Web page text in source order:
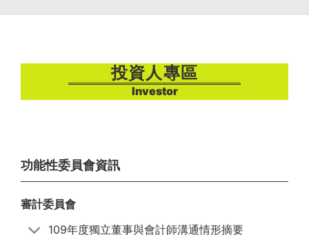
投資人專區
Investor
功能性委員會資訊
審計委員會
109年度獨立董事與會計師溝通情形摘要